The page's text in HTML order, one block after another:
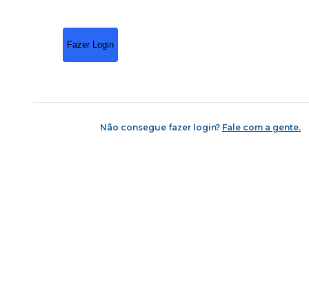
Fazer Login
Não consegue fazer login? Fale com a gente.